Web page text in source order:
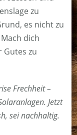
zu
es nicht zu
dich
Gutes zu
Frechheit –
Jetzt
sei nachhaltig.